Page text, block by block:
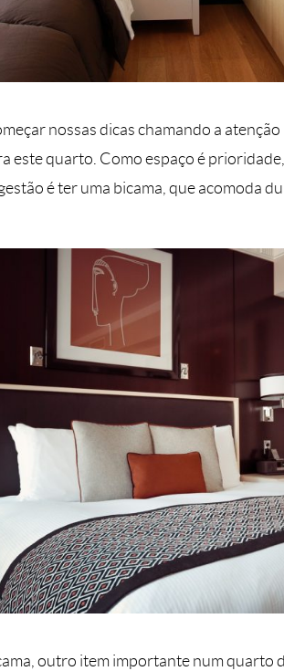
nossas dicas chamando a
este quarto. Como espaço é
é ter uma bicama, que acomoda
outro item importante num quarto